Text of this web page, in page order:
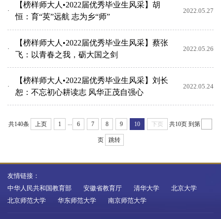
【榜样师大人•2022届优秀毕业生风采】胡
恒：育“英”远航 志为乡“师”
2022.05.27
【榜样师大人•2022届优秀毕业生风采】蔡张
飞：以青春之我，砺大国之剑
2022.05.26
【榜样师大人•2022届优秀毕业生风采】刘长
恕：不忘初心耕读志 风华正茂自强心
2022.05.24
共140条 上页 1 ... 6 7 8 9 10 下页 共10页 到第
页 跳转
友情链接：
中华人民共和国教育部
安徽省教育厅 清华大学
北京大学
北京师范大学
华东师范大学 南京师范大学